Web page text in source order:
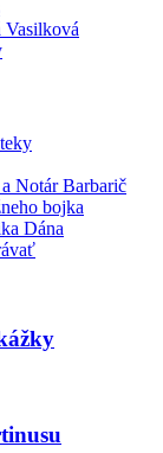
Vasilková
Notár Barbarič
bojka
Dána